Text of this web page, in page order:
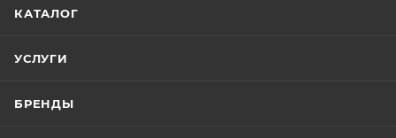
КАТАЛОГ
УСЛУГИ
БРЕНДЫ